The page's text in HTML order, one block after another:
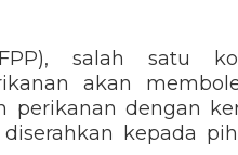
salah satu
akan
dengan
kepada